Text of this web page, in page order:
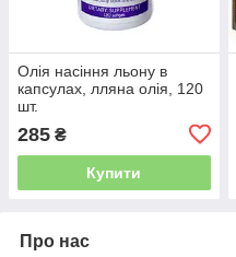
Олія насіння льону в
капсулах, лляна олія, 120
шт.
285 ₴
Купити
Про нас